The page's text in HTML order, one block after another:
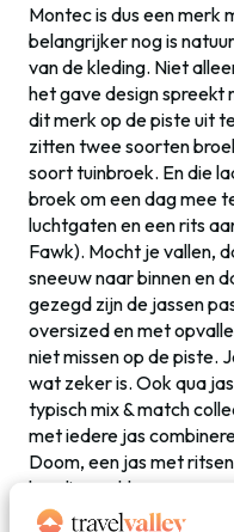
Montec is dus een merk
belangrijker nog is
van de kleding. Niet
het gave design spreekt
dit merk op de piste uit
zitten twee soorten
soort tuinbroek. En die
broek om een dag mee
luchtgaten en een rits
Fawk). Mocht je vallen,
sneeuw naar binnen en
gezegd zijn de jassen
oversized en met
niet missen op de piste.
wat zeker is. Ook qua
typisch mix & match
met iedere jas
Doom, een jas met
handige vakken.